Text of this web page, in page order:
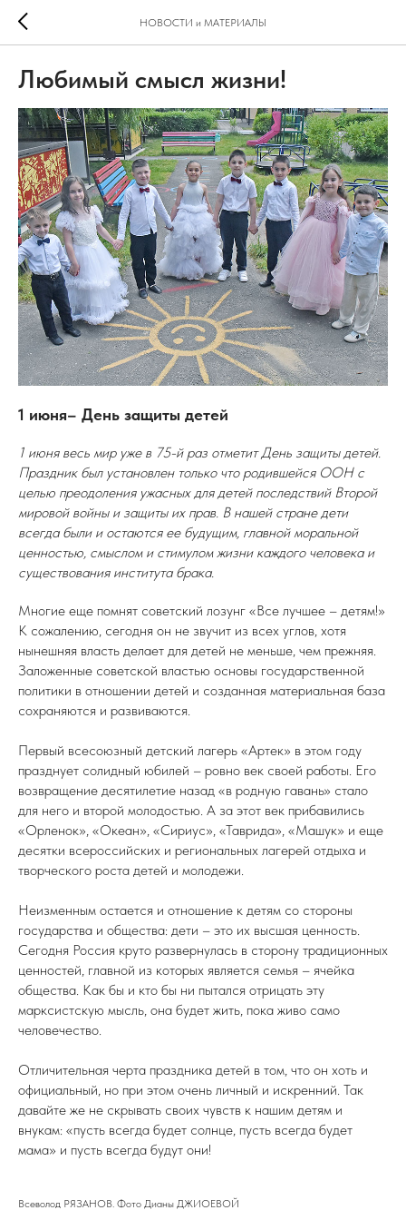
НОВОСТИ и МАТЕРИАЛЫ
Любимый смысл жизни!
1 июня– День защиты детей
1 июня весь мир уже в 75-й раз отметит День защиты детей.
Праздник был установлен только что родившейся ООН с
целью преодоления ужасных для детей последствий Второй
мировой войны и защиты их прав. В нашей стране дети
всегда были и остаются ее будущим, главной моральной
ценностью, смыслом и стимулом жизни каждого человека и
существования института брака.
Многие еще помнят советский лозунг «Все лучшее – детям!»
К сожалению, сегодня он не звучит из всех углов, хотя
нынешняя власть делает для детей не меньше, чем прежняя.
Заложенные советской властью основы государственной
политики в отношении детей и созданная материальная база
сохраняются и развиваются.
Первый всесоюзный детский лагерь «Артек» в этом году
празднует солидный юбилей – ровно век своей работы. Его
возвращение десятилетие назад «в родную гавань» стало
для него и второй молодостью. А за этот век прибавились
«Орленок», «Океан», «Сириус», «Таврида», «Машук» и еще
десятки всероссийских и региональных лагерей отдыха и
творческого роста детей и молодежи.
Неизменным остается и отношение к детям со стороны
государства и общества: дети – это их высшая ценность.
Сегодня Россия круто развернулась в сторону традиционных
ценностей, главной из которых является семья – ячейка
общества. Как бы и кто бы ни пытался отрицать эту
марксистскую мысль, она будет жить, пока живо само
человечество.
Отличительная черта праздника детей в том, что он хоть и
официальный, но при этом очень личный и искренний. Так
давайте же не скрывать своих чувств к нашим детям и
внукам: «пусть всегда будет солнце, пусть всегда будет
мама» и пусть всегда будут они!
Всеволод РЯЗАНОВ. Фото Дианы ДЖИОЕВОЙ